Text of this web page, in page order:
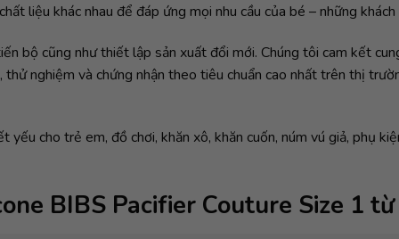
liệu khác nhau để đáp ứng mọi nhu cầu của bé – những
bộ cũng như thiết lập sản xuất đổi mới. Chúng tôi cam kết
nghiệm và chứng nhận theo tiêu chuẩn cao nhất trên thị
cho trẻ em, đồ chơi, khăn xô, khăn cuốn, núm vú giả, phụ
BIBS Pacifier Couture Size 1